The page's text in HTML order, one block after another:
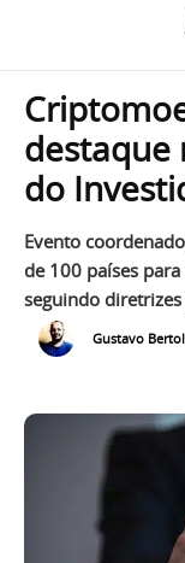
destaque
do
Evento
de 100 países
seguindo
Gustavo